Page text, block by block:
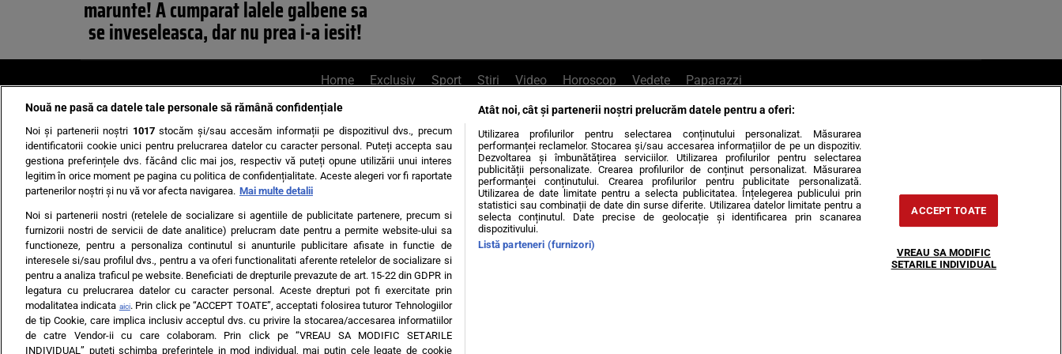
marunte! A cumparat lalele galbene sa
se inveseleasca, dar nu prea i-a iesit!
Home Exclusiv Sport Știri Video Horoscop Vedete Paparazzi
AI UN PONT? Scrie-ne pe Whatsapp, sună la 0741226226 sau trimite mail la pont@cancan.ro
Știri interne Știri externe Politică
Ultimele stiri Diete Insula Iubirii Dictionar de vise LIFE STYLE Horoscop
Echipa editorială Termeni si condiții Politica de confidențialitate
Nouă ne pasă ca datele tale personale să rămână confidențiale
Noi și partenerii noștri 1017stocăm și/sau accesăm informații pe dispozitivul dvs., precum
identificatorii cookie unici pentru prelucrarea datelor cu caracter personal. Puteți accepta sau
gestiona preferințele dvs. făcând clic mai jos, respectiv vă puteți opune utilizării unui interes
legitim în orice moment pe pagina cu politica de confidențialitate. Aceste alegeri vor fi raportate
partenerilor noștri și nu vă vor afecta navigarea. Mai multe detalii
Noi si partenerii nostri (retelele de socializare si agentiile de publicitate partenere, precum si
furnizorii nostri de servicii de date analitice) prelucram date pentru a permite website-ului sa
functioneze, pentru a personaliza continutul si anunturile publicitare afisate in functie de
interesele si/sau profilul dvs., pentru a va oferi functionalitati aferente retelelor de socializare si
pentru a analiza traficul pe website. Beneficiati de drepturile prevazute de art. 15-22 din GDPR in
legatura cu prelucrarea datelor cu caracter personal. Aceste drepturi pot fi exercitate prin
modalitatea indicata aici. Prin click pe “ACCEPT TOATE”, acceptati folosirea tuturor Tehnologiilor
de tip Cookie, care implica inclusiv acceptul dvs. cu privire la stocarea/accesarea informatiilor
de catre Vendor-ii cu care colaboram. Prin click pe “VREAU SA MODIFIC SETARILE
INDIVIDUAL” puteti schimba preferintele in mod individual, mai putin cele legate de cookie
Atât noi, cât și partenerii noștri prelucrăm datele pentru a oferi:
Utilizarea profilurilor pentru selectarea conținutului personalizat. Măsurarea
performanței reclamelor. Stocarea și/sau accesarea informațiilor de pe un dispozitiv.
Dezvoltarea și îmbunătățirea serviciilor. Utilizarea profilurilor pentru selectarea
publicității personalizate. Crearea profilurilor de conținut personalizat. Măsurarea
performanței conținutului. Crearea profilurilor pentru publicitate personalizată.
Utilizarea de date limitate pentru a selecta publicitatea. Înțelegerea publicului prin
statistici sau combinații de date din surse diferite. Utilizarea datelor limitate pentru a
selecta conținutul. Date precise de geolocație și identificarea prin scanarea
dispozitivului.
Listă parteneri (furnizori)
ACCEPT TOATE
VREAU SA MODIFIC
SETARILE INDIVIDUAL